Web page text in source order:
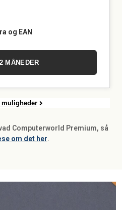
og EAN
MÅNEDER
muligheder
Computerworld Premium, så
om det her.